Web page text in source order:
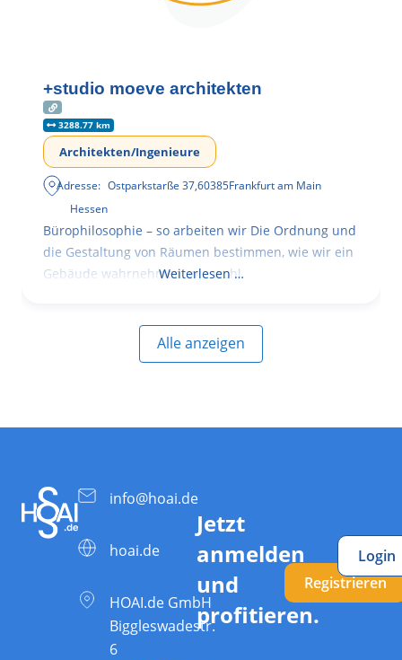
+studio moeve architekten
3288.77 km
Architekten/Ingenieure
Adresse: Ostparkstarße 37,60385Frankfurt am Main
Hessen
Bürophilosophie – so arbeiten wir Die Ordnung und
die Gestaltung von Räumen bestimmen, wie wir ein
Gebäude wahrnehmen, wie wohl
Weiterlesen …
Alle anzeigen
info@hoai.de
hoai.de
HOAI.de GmbH
Biggleswadestr.
6
Jetzt
anmelden
und
profitieren.
Registrieren
Login